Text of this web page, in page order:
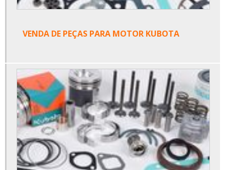
VENDA DE PEÇAS PARA MOTOR KUBOTA